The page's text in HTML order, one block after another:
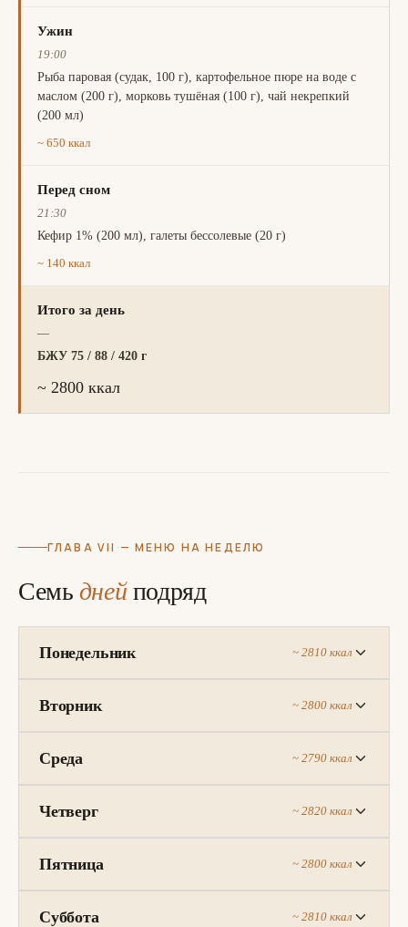
Ужин
19:00
Рыба паровая (судак, 100 г), картофельное пюре на воде с
маслом (200 г), морковь тушёная (100 г), чай некрепкий
(200 мл)
~ 650 ккал
Перед сном
21:30
Кефир 1% (200 мл), галеты бессолевые (20 г)
~ 140 ккал
Итого за день
—
БЖУ 75 / 88 / 420 г
~ 2800 ккал
ГЛАВА VII — МЕНЮ НА НЕДЕЛЮ
Семь днейподряд
Понедельник ~ 2810 ккал
Вторник ~ 2800 ккал
Среда ~ 2790 ккал
Четверг ~ 2820 ккал
Пятница ~ 2800 ккал
Суббота ~ 2810 ккал